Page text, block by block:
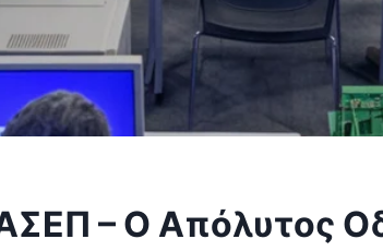
– Ο Απόλυτος